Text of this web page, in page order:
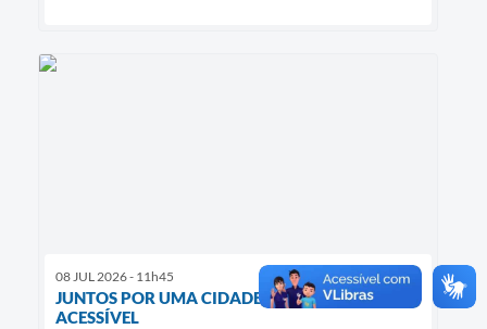
08 JUL 2026 - 11h45
JUNTOS POR UMA CIDADE MAIS INCLUSIVA E
ACESSÍVEL